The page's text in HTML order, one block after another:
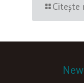
Citește